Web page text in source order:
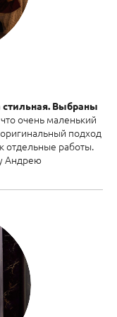
стильная. Выбраны
очень маленький
подход
отдельные работы.
Андрею